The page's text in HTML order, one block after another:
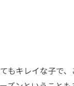
もキレイな子で、